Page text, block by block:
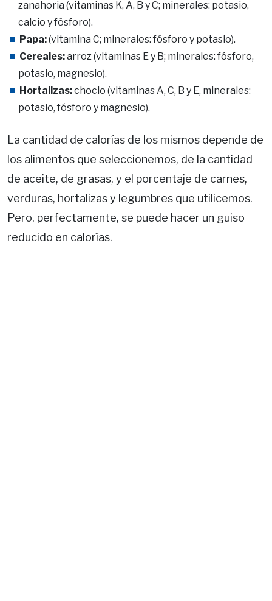
zanahoria (vitaminas K, A, B y C; minerales: potasio,
calcio y fósforo).
Papa:(vitamina C; minerales: fósforo y potasio).
Cereales:arroz (vitaminas E y B; minerales: fósforo,
potasio, magnesio).
Hortalizas:choclo (vitaminas A, C, B y E, minerales:
potasio, fósforo y magnesio).
La cantidad de calorías de los mismos depende de
los alimentos que seleccionemos, de la cantidad
de aceite, de grasas, y el porcentaje de carnes,
verduras, hortalizas y legumbres que utilicemos.
Pero, perfectamente, se puede hacer un guiso
reducido en calorías.